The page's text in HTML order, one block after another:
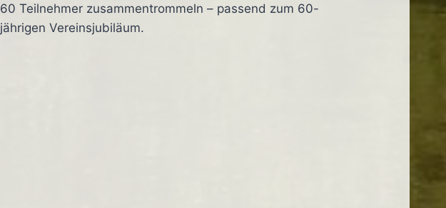
60 Teilnehmer zusammentrommeln – passend zum 60-
jährigen Vereinsjubiläum.